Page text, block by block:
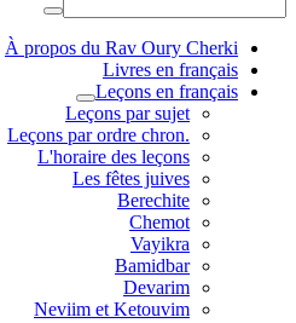
À propos du Rav Oury Cherki
Livres en français
Leçons en français
Leçons par sujet
.Leçons par ordre chron
L'horaire des leçons
Les fêtes juives
Berechite
Chemot
Vayikra
Bamidbar
Devarim
Neviim et Ketouvim